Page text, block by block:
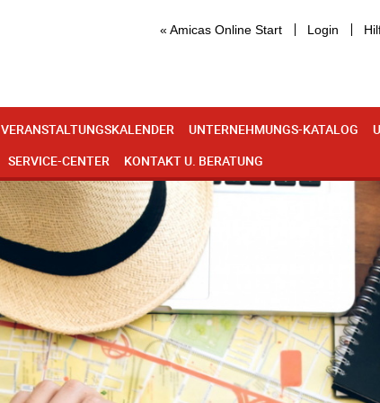
« Amicas Online Start Login
VERANSTALTUNGSKALENDER UNTERNEHMUNGS-KATALOG
SERVICE-CENTER KONTAKT U. BERATUNG